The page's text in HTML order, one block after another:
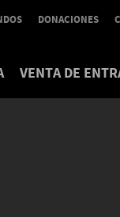
DONACIONES
VENTA DE